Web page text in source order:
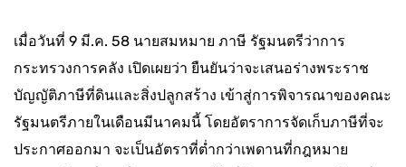
เมื่อวันที่ 9 มี.ค. 58 นายสมหมาย ภาษี รัฐมนตรีว่าการ
กระทรวงการคลัง เปิดเผยว่า ยืนยันว่าจะเสนอร่างพระราช
บัญญัติภาษีที่ดินและสิ่งปลูกสร้าง เข้าสู่การพิจารณาของคณะ
รัฐมนตรีภายในเดือนมีนาคมนี้ โดยอัตราการจัดเก็บภาษีที่จะ
ประกาศออกมา จะเป็นอัตราที่ต่ำกว่าเพดานที่กฎหมาย